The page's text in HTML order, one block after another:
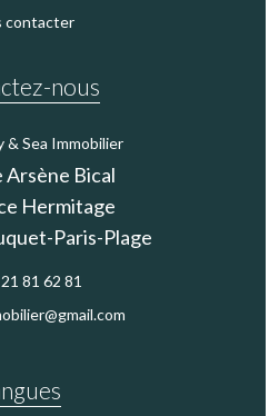
contacter
nous
& Sea Immobilier
Arsène Bical
Hermitage
Paris-Plage
81 62 81